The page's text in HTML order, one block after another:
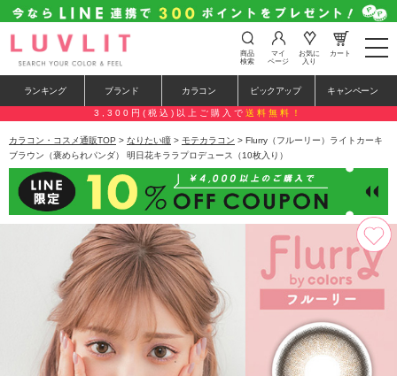
t
o
e
n
a
a
i
o
n
商品
検索
マイ
ページ
お気に
入り
カート
ランキング ブランド カラコン ピックアップ キャンペーン
3,300円(税込)以上ご購入で 送料無料！
カラコン・コスメ通販TOP > なりたい瞳 > モテカラコン > Flurry（フルーリー）ライトカーキ
ブラウン（褒められパンダ） 明日花キララプロデュース（10枚入り）